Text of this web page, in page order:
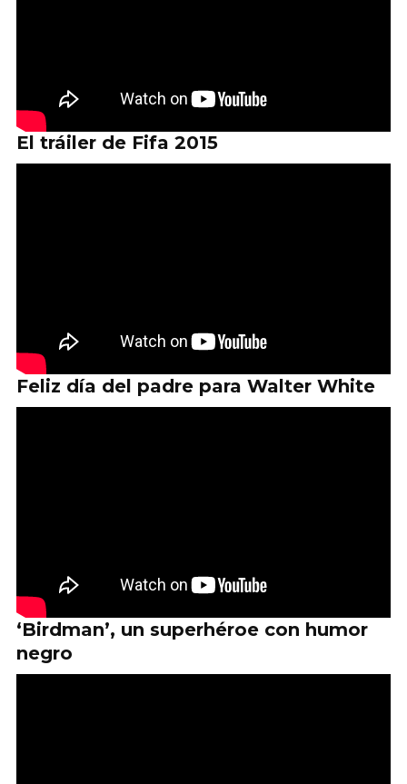
El tráiler de Fifa 2015
Feliz día del padre para Walter White
‘Birdman’, un superhéroe con humor
negro